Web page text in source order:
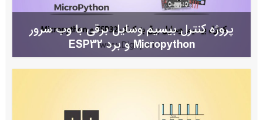
پروژه کنترل بیسیم وسایل برقی با وب سرور
Micropython و برد ESP32